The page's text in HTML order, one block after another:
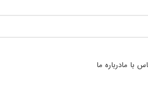
با مادرباره ما